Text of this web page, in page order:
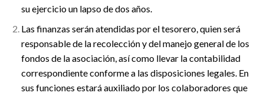
su ejercicio un lapso de dos años.
Las finanzas serán atendidas por el tesorero, quien será
responsable de la recolección y del manejo general de los
fondos de la asociación, así como llevar la contabilidad
correspondiente conforme a las disposiciones legales. En
sus funciones estará auxiliado por los colaboradores que